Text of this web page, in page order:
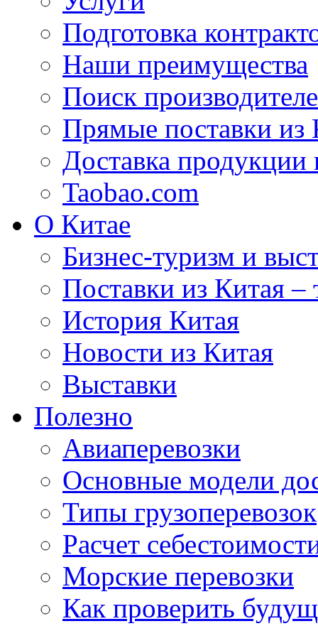
Подготовка
Наши преимущества
Поиск
Прямые поставки из
Доставка продукции
Taobao.com
О Китае
Бизнес-туризм и
Поставки из Китая
История Китая
Новости из Китая
Выставки
Полезно
Авиаперевозки
Основные модели
Типы грузоперевозок
Расчет
Морские перевозки
Как проверить